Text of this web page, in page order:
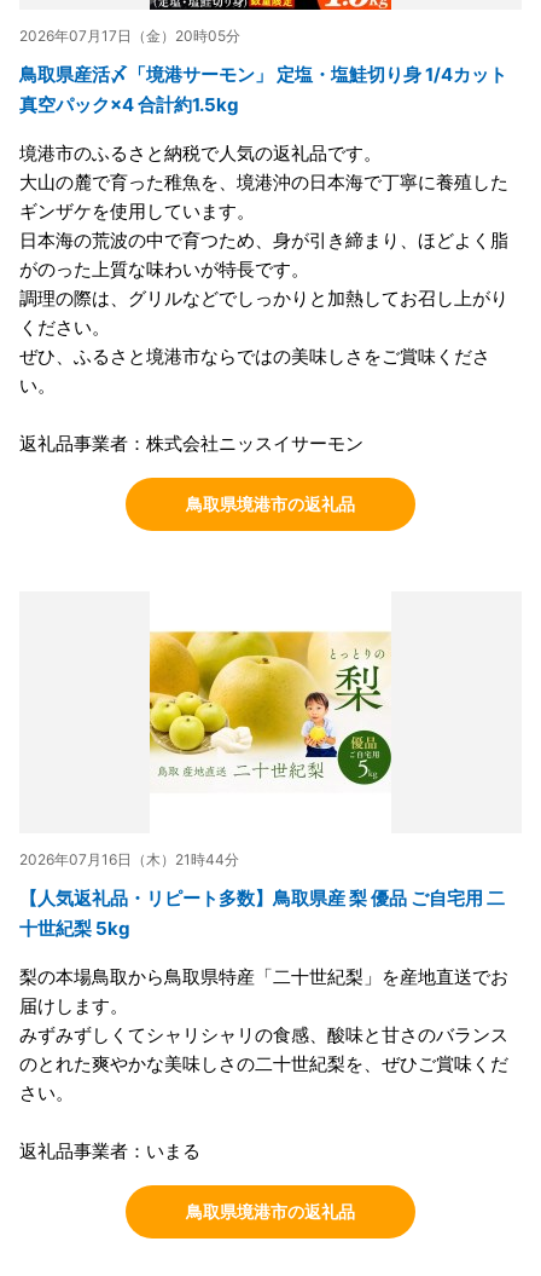
2026年07月17日（金）20時05分
鳥取県産活〆「境港サーモン」 定塩・塩鮭切り身 1/4カット
真空パック×4 合計約1.5kg
境港市のふるさと納税で人気の返礼品です。
大山の麓で育った稚魚を、境港沖の日本海で丁寧に養殖した
ギンザケを使用しています。
日本海の荒波の中で育つため、身が引き締まり、ほどよく脂
がのった上質な味わいが特長です。
調理の際は、グリルなどでしっかりと加熱してお召し上がり
ください。
ぜひ、ふるさと境港市ならではの美味しさをご賞味くださ
い。
返礼品事業者：株式会社ニッスイサーモン
鳥取県境港市の返礼品
2026年07月16日（木）21時44分
【人気返礼品・リピート多数】鳥取県産 梨 優品 ご自宅用 二
十世紀梨 5kg
梨の本場鳥取から鳥取県特産「二十世紀梨」を産地直送でお
届けします。
みずみずしくてシャリシャリの食感、酸味と甘さのバランス
のとれた爽やかな美味しさの二十世紀梨を、ぜひご賞味くだ
さい。
返礼品事業者：いまる
鳥取県境港市の返礼品